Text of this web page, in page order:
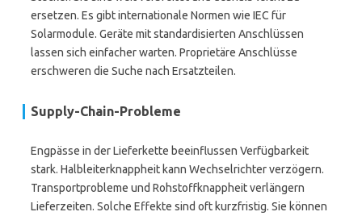
ersetzen. Es gibt internationale Normen wie IEC für
Solarmodule. Geräte mit standardisierten Anschlüssen
lassen sich einfacher warten. Proprietäre Anschlüsse
erschweren die Suche nach Ersatzteilen.
Supply-Chain-Probleme
Engpässe in der Lieferkette beeinflussen Verfügbarkeit
stark. Halbleiterknappheit kann Wechselrichter verzögern.
Transportprobleme und Rohstoffknappheit verlängern
Lieferzeiten. Solche Effekte sind oft kurzfristig. Sie können